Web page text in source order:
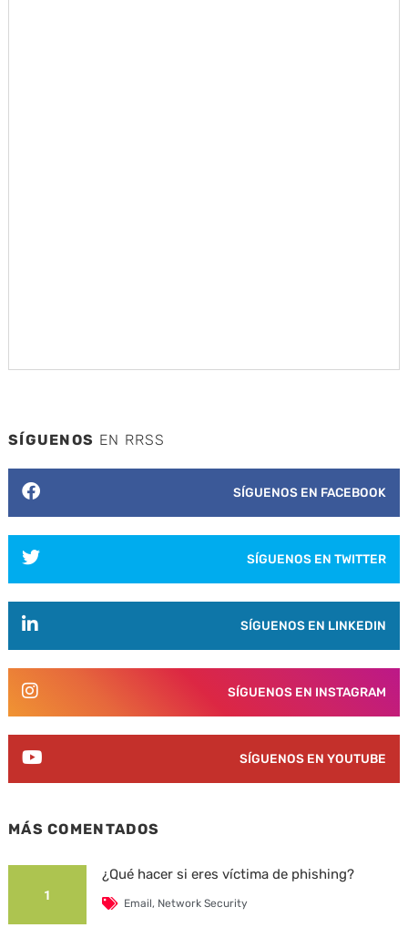
SÍGUENOS EN RRSS
SÍGUENOS EN FACEBOOK
SÍGUENOS EN TWITTER
SÍGUENOS EN LINKEDIN
SÍGUENOS EN INSTAGRAM
SÍGUENOS EN YOUTUBE
MÁS COMENTADOS
1
¿Qué hacer si eres víctima de phishing?
Email, Network Security